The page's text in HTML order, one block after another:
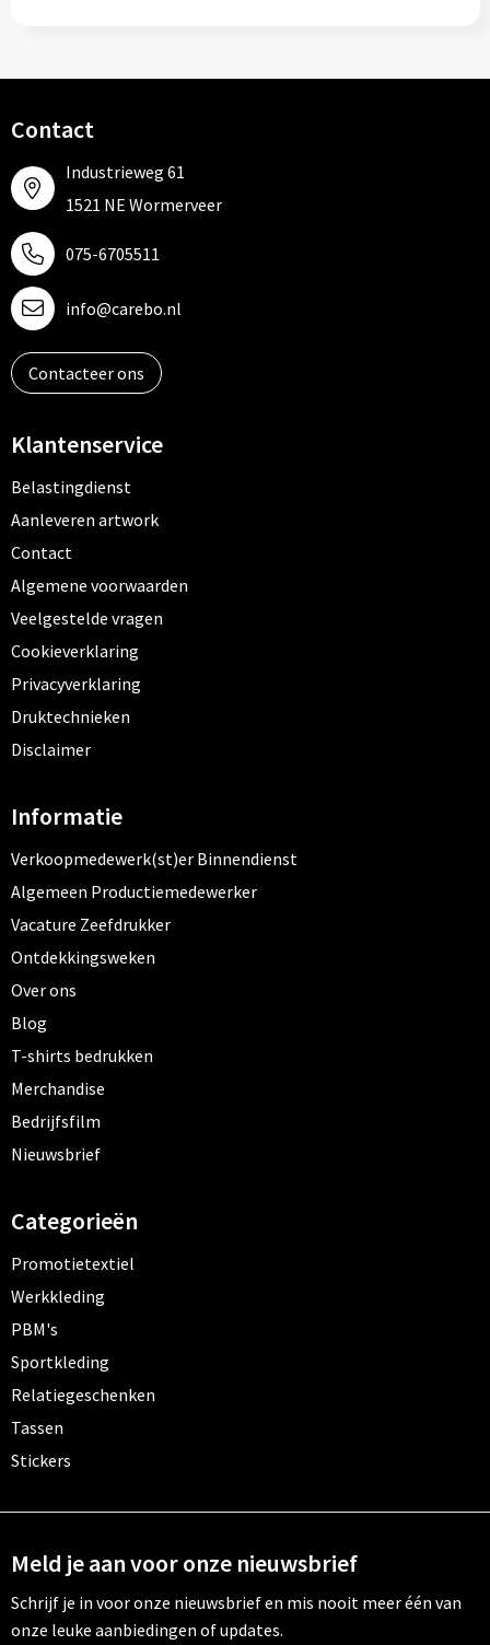
Contact
Industrieweg 61
1521 NE Wormerveer
075-6705511
info@carebo.nl
Contacteer ons
Klantenservice
Belastingdienst
Aanleveren artwork
Contact
Algemene voorwaarden
Veelgestelde vragen
Cookieverklaring
Privacyverklaring
Druktechnieken
Disclaimer
Informatie
Verkoopmedewerk(st)er Binnendienst
Algemeen Productiemedewerker
Vacature Zeefdrukker
Ontdekkingsweken
Over ons
Blog
T-shirts bedrukken
Merchandise
Bedrijfsfilm
Nieuwsbrief
Categorieën
Promotietextiel
Werkkleding
PBM's
Sportkleding
Relatiegeschenken
Tassen
Stickers
Meld je aan voor onze nieuwsbrief
Schrijf je in voor onze nieuwsbrief en mis nooit meer één van
onze leuke aanbiedingen of updates.